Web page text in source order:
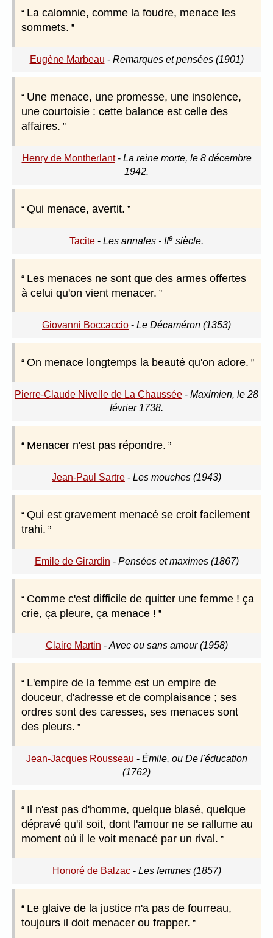
La calomnie, comme la foudre, menace les
sommets.
Eugène Marbeau - Remarques et pensées (1901)
Une menace, une promesse, une insolence,
une courtoisie : cette balance est celle des
affaires.
Henry de Montherlant- La reine morte, le 8 décembre
1942.
Qui menace, avertit.
Tacite - Les annales - IIe siècle.
Les menaces ne sont que des armes offertes
à celui qu'on vient menacer.
Giovanni Boccaccio - Le Décaméron (1353)
On menace longtemps la beauté qu'on adore.
Pierre-Claude Nivelle de La Chaussée - Maximien, le 28
février 1738.
Menacer n'est pas répondre.
Jean-Paul Sartre - Les mouches (1943)
Qui est gravement menacé se croit facilement
trahi.
Emile de Girardin - Pensées et maximes (1867)
Comme c'est difficile de quitter une femme ! ça
crie, ça pleure, ça menace !
Claire Martin - Avec ou sans amour (1958)
L'empire de la femme est un empire de
douceur, d'adresse et de complaisance ; ses
ordres sont des caresses, ses menaces sont
des pleurs.
Jean-Jacques Rousseau - Émile, ou De l'éducation
(1762)
Il n'est pas d'homme, quelque blasé, quelque
dépravé qu'il soit, dont l'amour ne se rallume au
moment où il le voit menacé par un rival.
Honoré de Balzac- Les femmes (1857)
Le glaive de la justice n'a pas de fourreau,
toujours il doit menacer ou frapper.